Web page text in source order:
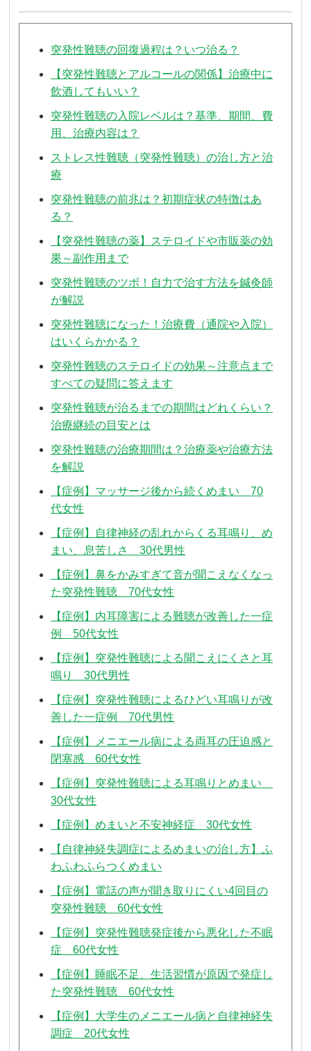
突発性難聴の回復過程は？いつ治る？
【突発性難聴とアルコールの関係】治療中に
飲酒してもいい？
突発性難聴の入院レベルは？基準、期間、費
用、治療内容は？
ストレス性難聴（突発性難聴）の治し方と治
療
突発性難聴の前兆は？初期症状の特徴はあ
る？
【突発性難聴の薬】ステロイドや市販薬の効
果～副作用まで
突発性難聴のツボ！自力で治す方法を鍼灸師
が解説
突発性難聴になった！治療費（通院や入院）
はいくらかかる？
突発性難聴のステロイドの効果～注意点まで
すべての疑問に答えます
突発性難聴が治るまでの期間はどれくらい？
治療継続の目安とは
突発性難聴の治療期間は？治療薬や治療方法
を解説
【症例】マッサージ後から続くめまい 70
代女性
【症例】自律神経の乱れからくる耳鳴り、め
まい、息苦しさ 30代男性
【症例】鼻をかみすぎて音が聞こえなくなっ
た突発性難聴 70代女性
【症例】内耳障害による難聴が改善した一症
例 50代女性
【症例】突発性難聴による聞こえにくさと耳
鳴り 30代男性
【症例】突発性難聴によるひどい耳鳴りが改
善した一症例 70代男性
【症例】メニエール病による両耳の圧迫感と
閉塞感 60代女性
【症例】突発性難聴による耳鳴りとめまい
30代女性
【症例】めまいと不安神経症 30代女性
【自律神経失調症によるめまいの治し方】ふ
わふわふらつくめまい
【症例】電話の声が聞き取りにくい4回目の
突発性難聴 60代女性
【症例】突発性難聴発症後から悪化した不眠
症 60代女性
【症例】睡眠不足、生活習慣が原因で発症し
た突発性難聴 60代女性
【症例】大学生のメニエール病と自律神経失
調症 20代女性